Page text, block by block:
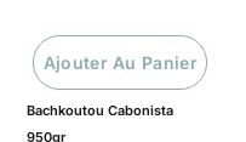
Bachkoutou Cabonista
950gr
Ajouter Au Panier